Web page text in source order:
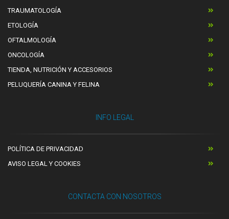
TRAUMATOLOGÍA
ETOLOGÍA
OFTALMOLOGÍA
ONCOLOGÍA
TIENDA, NUTRICIÓN Y ACCESORIOS
PELUQUERÍA CANINA Y FELINA
INFO LEGAL
POLÍTICA DE PRIVACIDAD
AVISO LEGAL Y COOKIES
CONTACTA CON NOSOTROS